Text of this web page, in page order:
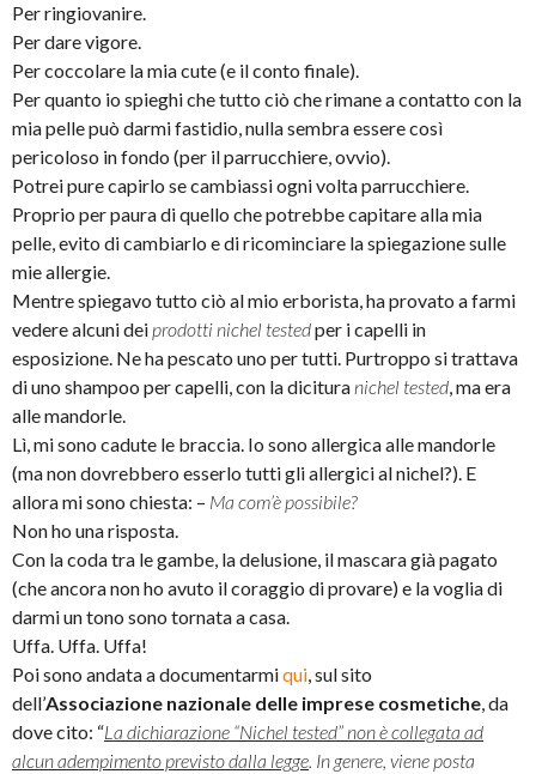
Per ringiovanire.
Per dare vigore.
Per coccolare la mia cute (e il conto finale).
Per quanto io spieghi che tutto ciò che rimane a contatto con la
mia pelle può darmi fastidio, nulla sembra essere così
pericoloso in fondo (per il parrucchiere, ovvio).
Potrei pure capirlo se cambiassi ogni volta parrucchiere.
Proprio per paura di quello che potrebbe capitare alla mia
pelle, evito di cambiarlo e di ricominciare la spiegazione sulle
mie allergie.
Mentre spiegavo tutto ciò al mio erborista, ha provato a farmi
vedere alcuni dei prodotti nichel testedper i capelli in
esposizione. Ne ha pescato uno per tutti. Purtroppo si trattava
di uno shampoo per capelli, con la dicitura nichel tested, ma era
alle mandorle.
Lì, mi sono cadute le braccia. Io sono allergica alle mandorle
(ma non dovrebbero esserlo tutti gli allergici al nichel?). E
allora mi sono chiesta: – Ma com’è possibile?
Non ho una risposta.
Con la coda tra le gambe, la delusione, il mascara già pagato
(che ancora non ho avuto il coraggio di provare) e la voglia di
darmi un tono sono tornata a casa.
Uffa. Uffa. Uffa!
Poi sono andata a documentarmiqui, sul sito
dell’Associazione nazionale delle imprese cosmetiche, da
dove cito: “La dichiarazione “Nichel tested” non è collegata ad
alcun adempimento previsto dalla legge. In genere, viene posta